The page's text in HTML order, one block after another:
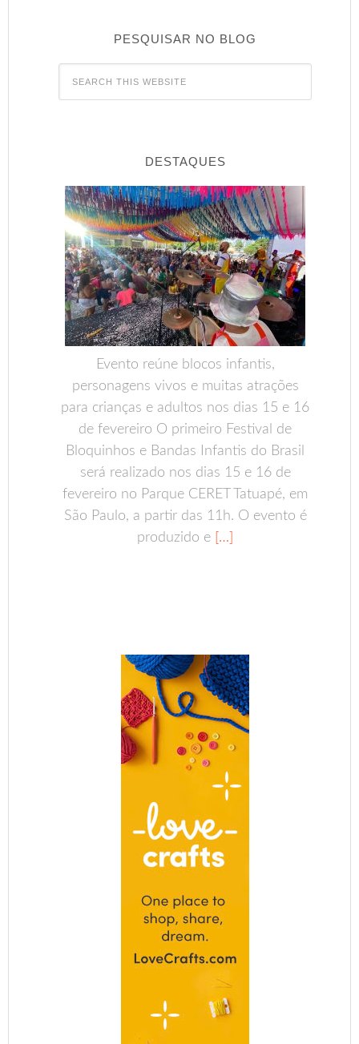
PESQUISAR NO BLOG
DESTAQUES
Evento reúne blocos infantis,
personagens vivos e muitas atrações
para crianças e adultos nos dias 15 e 16
de fevereiro O primeiro Festival de
Bloquinhos e Bandas Infantis do Brasil
será realizado nos dias 15 e 16 de
fevereiro no Parque CERET Tatuapé, em
São Paulo, a partir das 11h. O evento é
produzido e […]